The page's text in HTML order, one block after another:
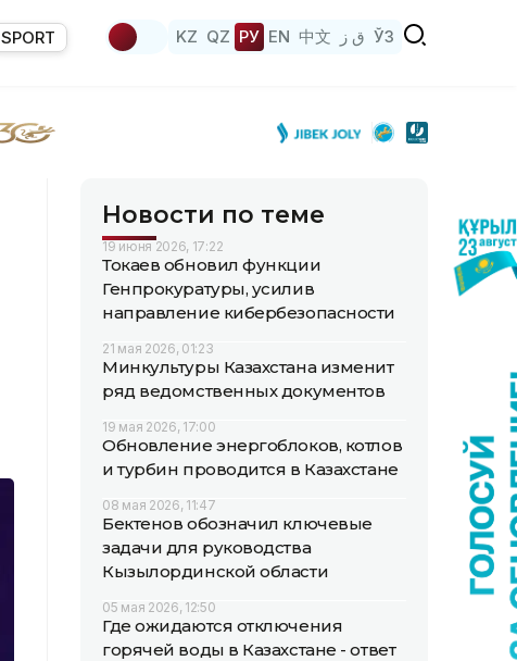
SPORT KZ QZ РУ EN 中文 ق ز ЎЗ
Новости по теме
19 июня 2026, 17:22
Токаев обновил функции
Генпрокуратуры, усилив
направление кибербезопасности
21 мая 2026, 01:23
Минкультуры Казахстана изменит
ряд ведомственных документов
19 мая 2026, 17:00
Обновление энергоблоков, котлов
и турбин проводится в Казахстане
08 мая 2026, 11:47
Бектенов обозначил ключевые
задачи для руководства
Кызылординской области
05 мая 2026, 12:50
Где ожидаются отключения
горячей воды в Казахстане - ответ